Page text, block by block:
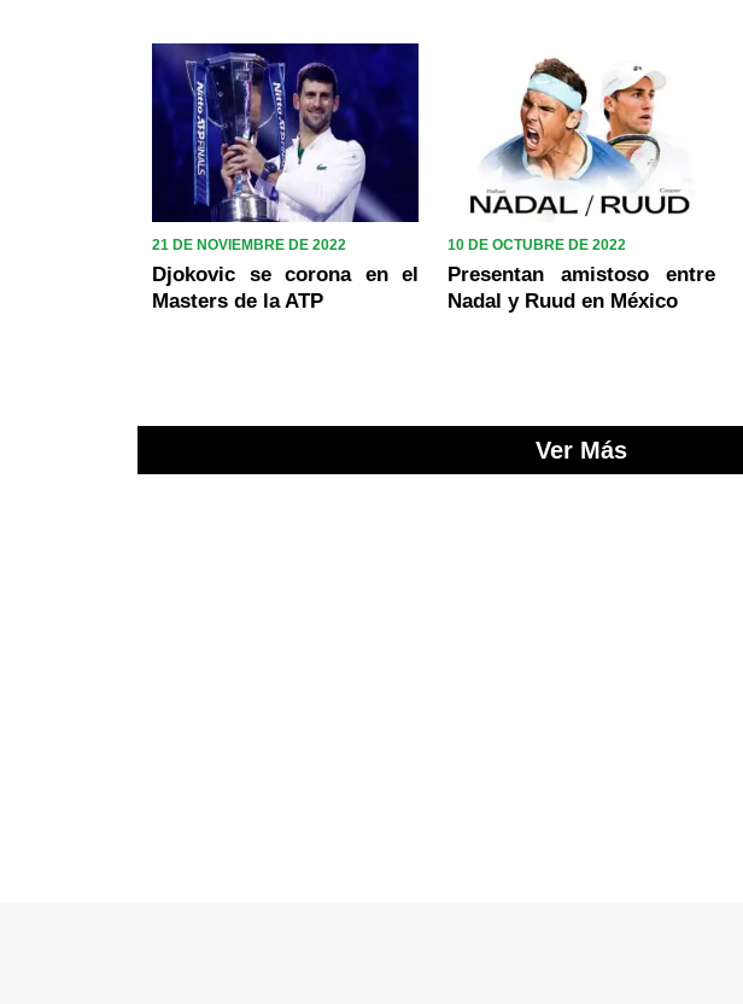
21 DE NOVIEMBRE DE 2022
Djokovic se corona en el
Masters de la ATP
10 DE OCTUBRE DE 2022
Presentan amistoso entre
Nadal y Ruud en México
Ver Más